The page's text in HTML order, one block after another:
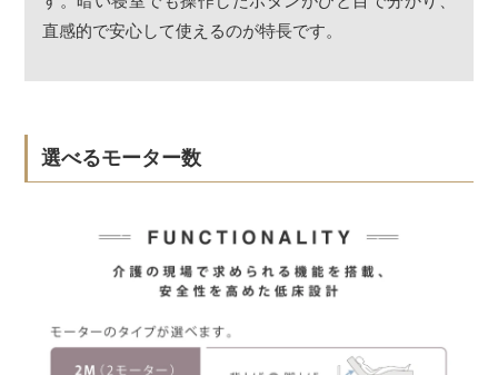
直感的で安心して使えるのが特長です。
選べるモーター数